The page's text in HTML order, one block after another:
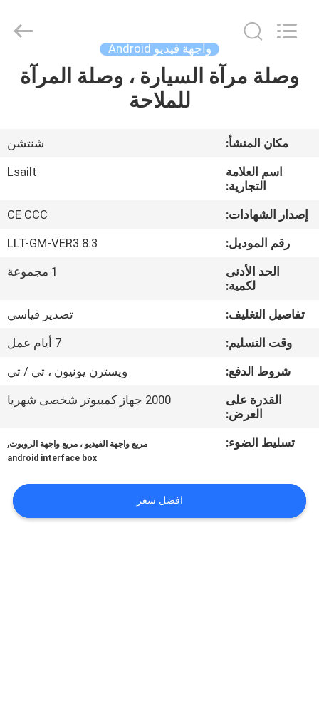
منزل،
منتجات
أشرطة
فيديو
معلومات
المعمل
الجودة
اتصل
بنا
Electron
Co.,Ltd.
واجهة فيديو Android
وصلة مرآة السيارة ، وصلة المرآة
للملاحة
مكان المنشأ:
شنتشن
اسم العلامة
التجارية:
Lsailt
إصدار الشهادات:
CE CCC
رقم الموديل:
LLT-GM-VER3.8.3
الحد الأدنى
لكمية:
1 مجموعة
تفاصيل التغليف:
تصدير قياسي
وقت التسليم:
7 أيام عمل
شروط الدفع:
ويسترن يونيون ، تي / تي
القدرة على
العرض:
2000 جهاز كمبيوتر شخصى شهريا
تسليط الضوء: مربع واجهة الفيديو ، مربع واجهة الروبوت,
android interface box
افضل سعر